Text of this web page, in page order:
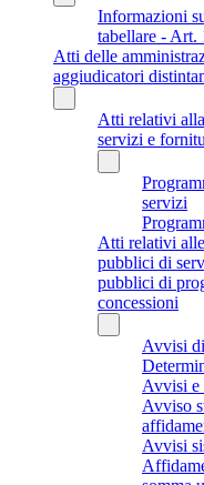
Informazioni
tabellare - Art.
Atti delle
aggiudicatori
Atti relativi
servizi e
servizi
Atti relativi
pubblici di
pubblici di
concessioni
Avvisi
Avvisi e
Avviso
Avvisi